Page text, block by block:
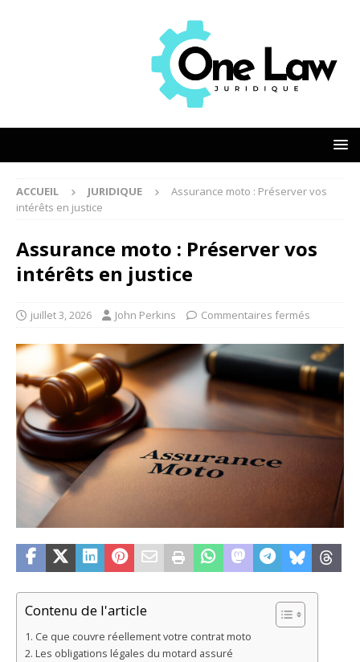
ACCUEIL JURIDIQUE
Assurance moto : Préserver vos
intérêts en justice
Assurance moto : Préserver vos
intérêts en justice
juillet 3, 2026 John Perkins Commentaires fermés
Contenu de l'article
Ce que couvre réellement votre contrat moto
Les obligations légales du motard assuré